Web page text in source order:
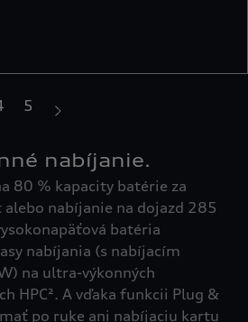
nabíjanie.
80 % kapacity batérie za
nabíjanie na dojazd 285
batéria
nabíjania (s nabíjacím
na ultra-výkonných
HPC². A vďaka funkcii Plug &
po ruke ani nabíjaciu kartu
5